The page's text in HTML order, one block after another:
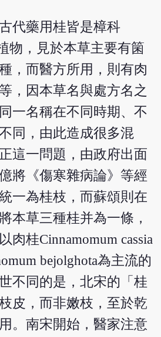
代藥用桂皆是樟科
物，見於本草主要有箘
，而醫方所用，則有肉
，因本草名與處方名之
一名稱在不同時期、不
同，由此造成很多混
這一問題，由政府出面
將《傷寒雜病論》等經
一為桂枝，而蘇頌則在
本草三種桂并為一條，
肉桂Cinnamomum cassia
bejolghota為主流的
不同的是，北宋的「桂
皮，而非嫩枝，至於乾
。南宋開始，醫家注意